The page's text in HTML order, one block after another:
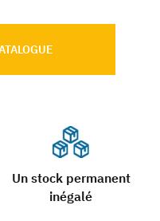
Un stock permanent
inégalé